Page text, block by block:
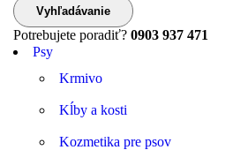
Potrebujete poradiť? 0903 937 471
Psy
Krmivo
Kĺby a kosti
Kozmetika pre psov